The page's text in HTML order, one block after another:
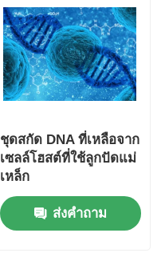
ชุดสกัด DNA ที่เหลือจาก
เซลล์โฮสต์ที่ใช้ลูกปัดแม่
เหล็ก
ส่งคำถาม